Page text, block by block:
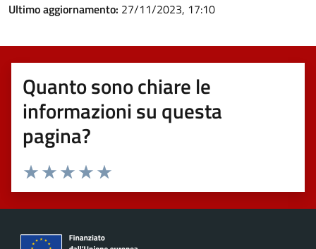
Ultimo aggiornamento: 27/11/2023, 17:10
Quanto sono chiare le
informazioni su questa
pagina?
Valuta 5 stelle su 5
Valuta 4 stelle su 5
Valuta 3 stelle su 5
Valuta 2 stelle su 5
Valuta 1 stelle su 5